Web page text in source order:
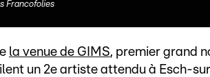
Francofolies
la venue de GIMS, premier grand
un 2e artiste attendu à Esch-